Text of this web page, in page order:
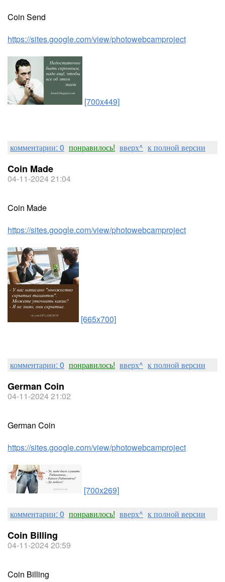
Coin Send
https://sites.google.com/view/photowebcamproject
[700x449]
комментарии: 0 понравилось! вверх^ к полной версии
Coin Made
04-11-2024 21:04
Coin Made
https://sites.google.com/view/photowebcamproject
[665x700]
комментарии: 0 понравилось! вверх^ к полной версии
German Coin
04-11-2024 21:02
German Coin
https://sites.google.com/view/photowebcamproject
[700x269]
комментарии: 0 понравилось! вверх^ к полной версии
Coin Billing
04-11-2024 20:59
Coin Billing